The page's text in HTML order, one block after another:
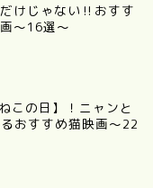
けじゃない‼︎おすす
〜16選〜
この日】！ニャンと
おすすめ猫映画～22